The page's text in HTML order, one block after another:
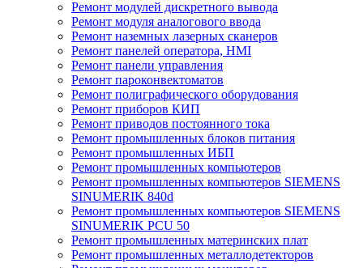
Ремонт модулей дискретного вывода
Ремонт модуля аналогового ввода
Ремонт наземных лазерных сканеров
Ремонт панелей оператора, HMI
Ремонт панели управления
Ремонт пароконвектоматов
Ремонт полиграфического оборудования
Ремонт приборов КИП
Ремонт приводов постоянного тока
Ремонт промышленных блоков питания
Ремонт промышленных ИБП
Ремонт промышленных компьютеров
Ремонт промышленных компьютеров SIEMENS
SINUMERIK 840d
Ремонт промышленных компьютеров SIEMENS
SINUMERIK PCU 50
Ремонт промышленных материнских плат
Ремонт промышленных металлодетекторов